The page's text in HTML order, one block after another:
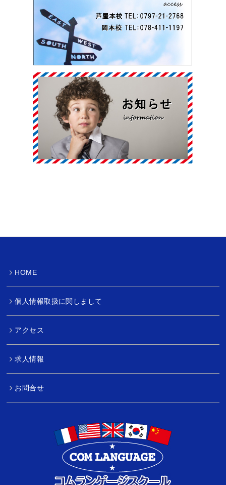
HOME
個人情報取扱に関しまして
アクセス
求人情報
お問合せ